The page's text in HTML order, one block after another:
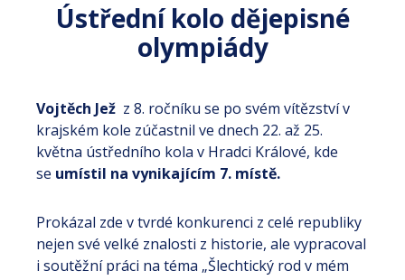
Ústřední kolo dějepisné
olympiády
Vojtěch Jež z 8. ročníku se po svém vítězství v
krajském kole zúčastnil ve dnech 22. až 25.
května ústředního kola v Hradci Králové, kde
se umístil na vynikajícím 7. místě.
Prokázal zde v tvrdé konkurenci z celé republiky
nejen své velké znalosti z historie, ale vypracoval
i soutěžní práci na téma „Šlechtický rod v mém